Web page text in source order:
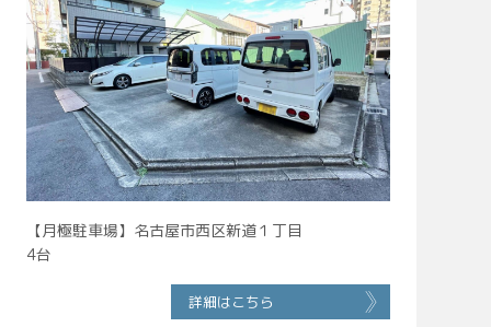
【月極駐車場】名古屋市西区新道１丁目
4台
詳細はこちら